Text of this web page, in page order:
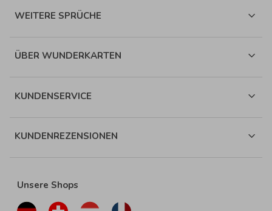
WEITERE SPRÜCHE
ÜBER WUNDERKARTEN
KUNDENSERVICE
KUNDENREZENSIONEN
Unsere Shops